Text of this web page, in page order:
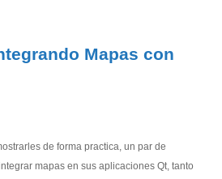
Mapas con
de forma practica, un par de
mapas en sus aplicaciones Qt, tanto